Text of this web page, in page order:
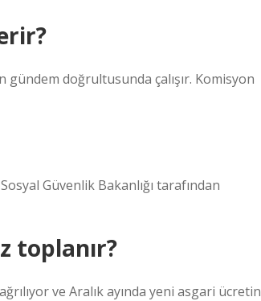
gündem doğrultusunda çalışır. Komisyon
Güvenlik Bakanlığı tarafından
toplanır?
ve Aralık ayında yeni asgari ücretin